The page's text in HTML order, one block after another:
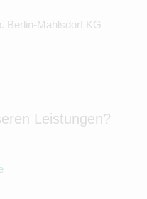
Berlin-Mahlsdorf KG
Leistungen?